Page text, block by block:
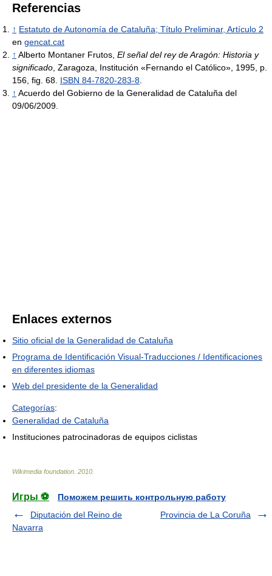
Referencias
↑ Estatuto de Autonomía de Cataluña; Título Preliminar, Artículo 2
en gencat.cat
↑ Alberto Montaner Frutos, El señal del rey de Aragón: Historia y
significado , Zaragoza, Institución «Fernando el Católico», 1995, p.
156, fig. 68. ISBN 84-7820-283-8
↑ Acuerdo del Gobierno de la Generalidad de Cataluña del
09/06/2009.
Enlaces externos
Sitio oficial de la Generalidad de Cataluña
Programa de Identificación Visual-Traducciones / Identificaciones
en diferentes idiomas
Web del presidente de la Generalidad
Categorías:
Generalidad de Cataluña
Instituciones patrocinadoras de equipos ciclistas
Wikimedia foundation 2010
Игры ⚽
Поможем решить контрольную работу
Diputación del Reino de
Navarra
Provincia de La Coruña